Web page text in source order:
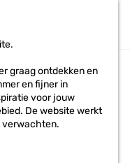
graag ontdekken en
en fijner in
voor jouw
De website werkt
verwachten.